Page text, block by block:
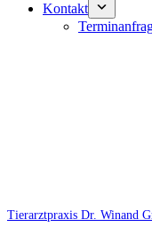
Kontakt
Tierarztpraxis Dr. Winand